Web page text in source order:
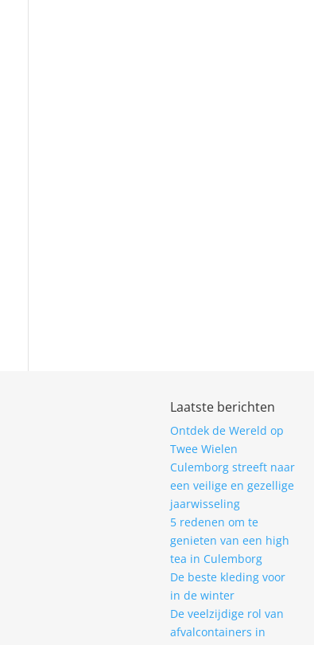
Laatste berichten
Ontdek de Wereld op
Twee Wielen
Culemborg streeft naar
een veilige en gezellige
jaarwisseling
5 redenen om te
genieten van een high
tea in Culemborg
De beste kleding voor
in de winter
De veelzijdige rol van
afvalcontainers in